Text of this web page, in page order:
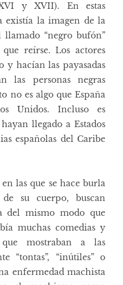
y XVII). En estas
existía la imagen de la
llamado “negro bufón”
reírse. Los actores
y hacían las payasadas
las personas negras
no es algo que España
Unidos. Incluso es
llegado a Estados
españolas del Caribe
en las que se hace burla
su cuerpo, buscan
del mismo modo que
muchas comedias y
que mostraban a las
“tontas”, “inútiles” o
enfermedad machista